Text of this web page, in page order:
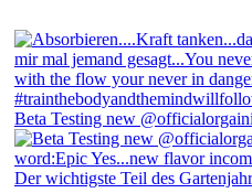
Beta Testing new
Der wichtigste Teil des